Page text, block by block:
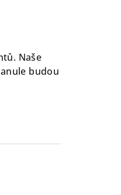
Naše
budou